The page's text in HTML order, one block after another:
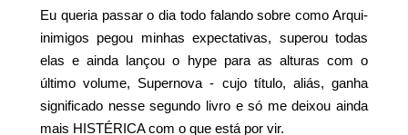
Eu queria passar o dia todo falando sobre como Arqui-
inimigos pegou minhas expectativas, superou todas
elas e ainda lançou o hype para as alturas com o
último volume, Supernova - cujo título, aliás, ganha
significado nesse segundo livro e só me deixou ainda
mais HISTÉRICA com o que está por vir.